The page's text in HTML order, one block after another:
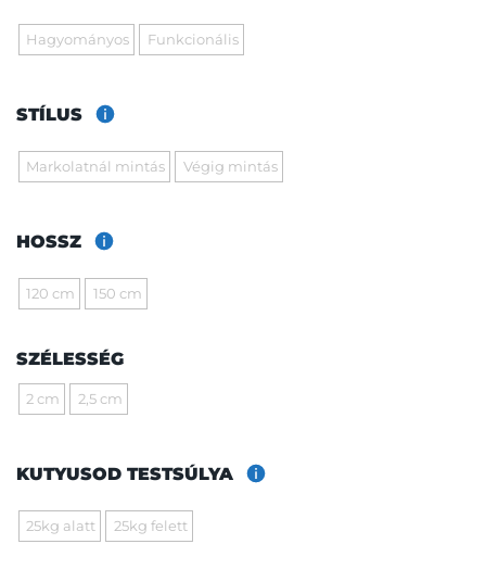
Hagyományos Funkcionális
STÍLUS
Markolatnál mintás Végig mintás
HOSSZ
120 cm 150 cm
SZÉLESSÉG
2 cm 2,5 cm
KUTYUSOD TESTSÚLYA
25kg alatt 25kg felett